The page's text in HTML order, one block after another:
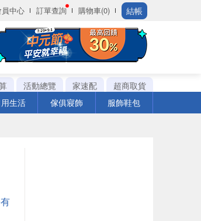
中心 訂單查詢 購物車(0) 結帳
活動總覽 家速配
超商取貨
用生活 傢俱寢飾 服飾鞋包